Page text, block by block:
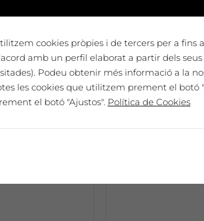
a les 20h:
+ concert de
8 €
8€ per persona
Dissabte 6
Sopar i
Preu
cookies pròpies i de tercers per a
amb un perfil elaborat a partir dels
Podeu obtenir més informació a la
les cookies que utilitzem prement el botó
el botó "Ajustos". Política de Cookies